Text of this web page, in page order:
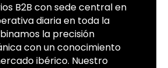
B2B con sede central en
diaria en toda la
la precisión
con un conocimiento
ibérico. Nuestro